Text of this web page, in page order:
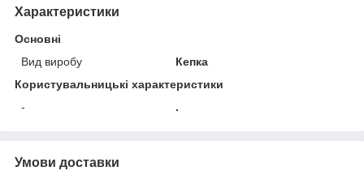
Характеристики
Основні
Вид виробу
Кепка
Користувальницькі характеристики
-
.
Умови доставки